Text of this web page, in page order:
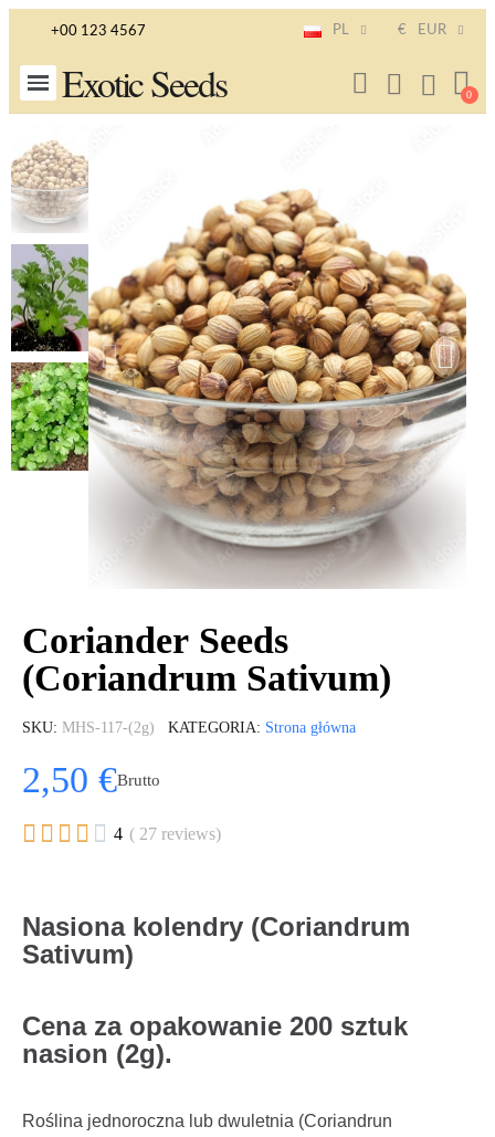
+00 123 4567 PL € EUR
Exotic Seeds
Coriander Seeds
(Coriandrum Sativum)
SKU MHS-117-(2g) KATEGORIA Strona główna
2,50 €Brutto
     4 ( 27 reviews)
Nasiona kolendry (Coriandrum
Sativum)
Cena za opakowanie 200 sztuk
nasion (2g).
Roślina jednoroczna lub dwuletnia (Coriandrun